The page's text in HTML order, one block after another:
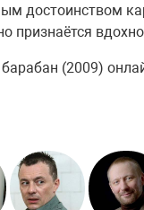
достоинством
признаётся
(2009)